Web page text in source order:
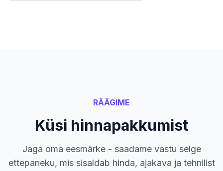
RÄÄGIME
Küsi hinnapakkumist
Jaga oma eesmärke - saadame vastu selge
ettepaneku, mis sisaldab hinda, ajakava ja tehnilist